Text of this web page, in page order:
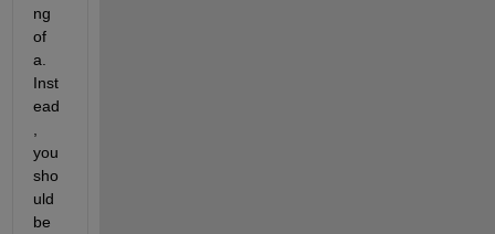
ng
of
a.
Inst
ead
you
sho
uld
be